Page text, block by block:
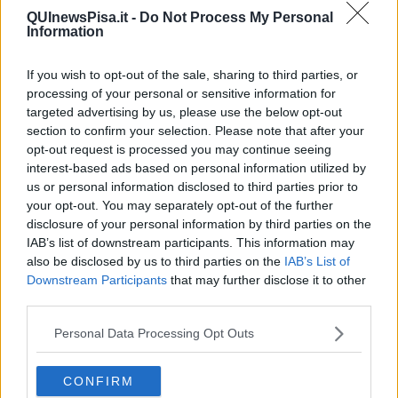
QUInewsPisa.it - Do Not Process My Personal
Information
If you wish to opt-out of the sale, sharing to third parties, or
processing of your personal or sensitive information for
targeted advertising by us, please use the below opt-out
section to confirm your selection. Please note that after your
opt-out request is processed you may continue seeing
interest-based ads based on personal information utilized by
us or personal information disclosed to third parties prior to
your opt-out. You may separately opt-out of the further
disclosure of your personal information by third parties on the
IAB’s list of downstream participants. This information may
also be disclosed by us to third parties on the IAB’s List of
Downstream Participants that may further disclose it to other
Personal Data Processing Opt Outs
CONFIRM
L’approccio di analisi attuato nel progetto Quali Birre, invece, ti
consente, con una buona percentuale di probabilità, diindividuare
la fase produttiva che ha generato il problema.
nei birrifici. Io probabilmente lo farò nel mio.
Quali Birre è il primo progetto di questo tipo in Toscana o in
passato ce ne sono stati altri? È stato all’altezza delle tue
aspettative?
Credo che in Toscana non ci siano stati altri progetti legati al
mondo brassicolo con tali caratteristiche.Quali Birre è un
progetto, a mio avviso, ben fatto.
La qualità risiede soprattutto nella professionalità delle persone che
ci hanno lavorato.FoodMicroteamad esempio ha avuto un
approccio, per me, sorprendente. Molto accurato e rigoroso; e
anche l’analisi sensoriale operata dai laboratori si è tradotta in una
sull’indice di gradimento che possono avere i nostri prodotti sul
mercato.
Grazie ai dati già raccolti si può fare qualche tipo di